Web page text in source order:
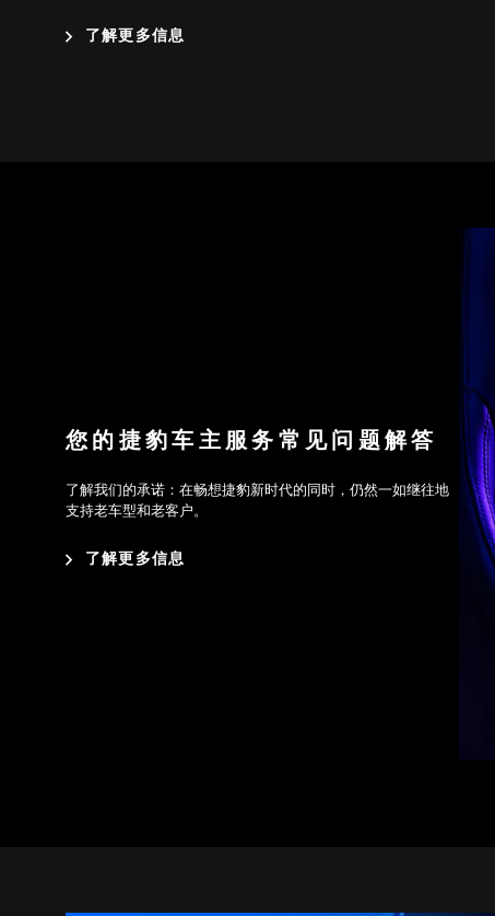
了解更多信息
您的捷豹车主服务常见问题解答
了解我们的承诺：在畅想捷豹新时代的同时，仍然一如继往地
支持老车型和老客户。
了解更多信息